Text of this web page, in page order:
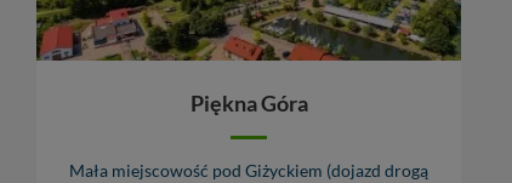
Piękna Góra
Mała miejscowość pod Giżyckiem (dojazd drogą